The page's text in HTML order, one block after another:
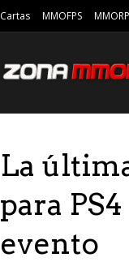
Cartas MMOFPS
La
para
evento